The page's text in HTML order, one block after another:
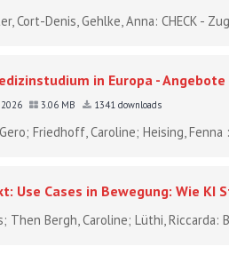
Cort-Denis, Gehlke, Anna: CHECK -
in Europa -
2026 3.06 MB 1341 downloads
Friedhoff, Caroline; Heising, Fenna
Use Cases in Bewegung: Wie
Then Bergh, Caroline; Lüthi,